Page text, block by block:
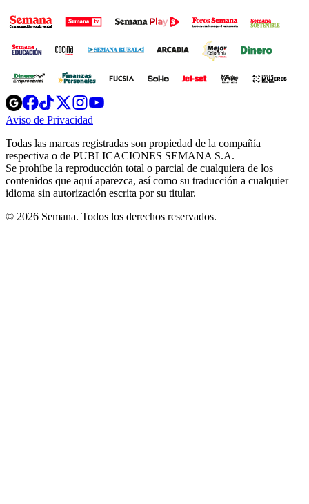
Opens
in
new
Opens
in
new
Opens
in
new
window
Opens
new
windowwindow
Aviso de Privacidad
new
window
Todas las marcas registradas son propiedad de la compañía
respectiva o de PUBLICACIONES SEMANA S.A.
Se prohíbe la reproducción total o parcial de cualquiera de los
contenidos que aquí aparezca, así como su traducción a cualquier
idioma sin autorización escrita por su titular.
© 2026 Semana. Todos los derechos reservados.